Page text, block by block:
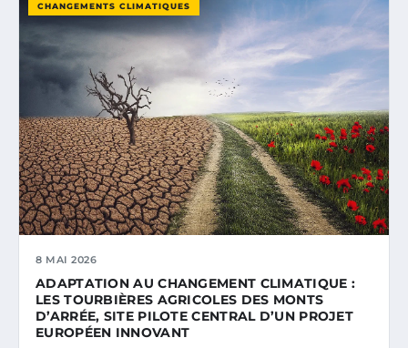
CHANGEMENTS CLIMATIQUES
8 MAI 2026
ADAPTATION AU CHANGEMENT CLIMATIQUE :
LES TOURBIÈRES AGRICOLES DES MONTS
D’ARRÉE, SITE PILOTE CENTRAL D’UN PROJET
EUROPÉEN INNOVANT